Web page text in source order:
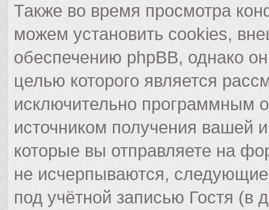
Также во время просмотра
можем установить cookies,
обеспечению phpBB, однако
целью которого является
исключительно программным
источником получения
которые вы отправляете на
не исчерпываются,
под учётной записью Гостя